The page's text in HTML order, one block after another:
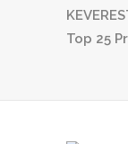
Top 25